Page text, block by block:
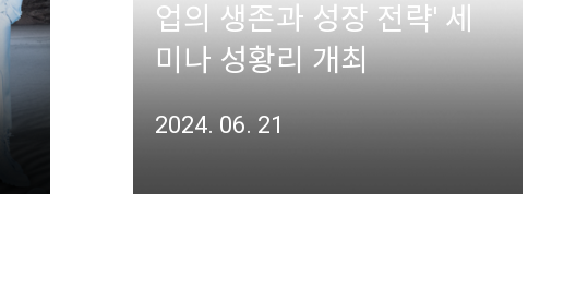
업의 생존과 성장 전략' 세
미나 성황리 개최
2024. 06. 21